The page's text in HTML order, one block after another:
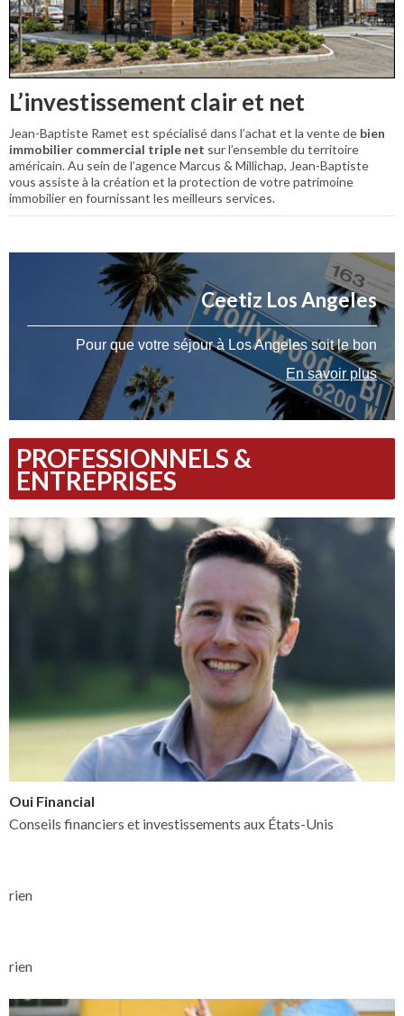
L’investissement clair et net
Jean-Baptiste Ramet est spécialisé dans l’achat et la vente de bien
immobilier commercial triple net sur l’ensemble du territoire
américain. Au sein de l’agence Marcus & Millichap, Jean-Baptiste
vous assiste à la création et la protection de votre patrimoine
immobilier en fournissant les meilleurs services.
Ceetiz Los Angeles
Pour que votre séjour à Los Angeles soit le bon
En savoir plus
PROFESSIONNELS &
ENTREPRISES
Oui Financial
Conseils financiers et investissements aux États-Unis
rien
rien